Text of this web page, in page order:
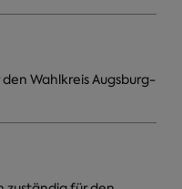
Wahlkreis Augsburg-